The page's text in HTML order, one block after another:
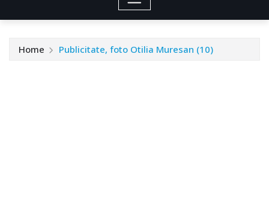
Home Publicitate, foto Otilia Muresan (10)